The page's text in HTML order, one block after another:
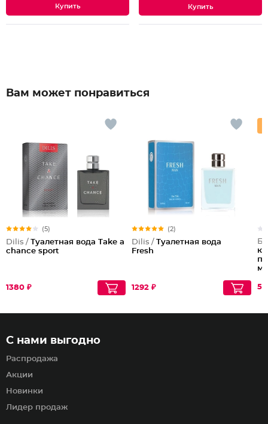
Вам может понравиться
(5)
Dilis / Туалетная вода Take a
chance sport
1380 ₽
(2)
Dilis / Туалетная вода
Fresh
1292 ₽
С нами выгодно
Распродажа
Акции
Новинки
Лидер продаж